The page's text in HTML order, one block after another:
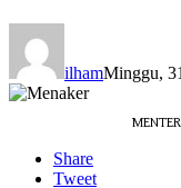
ilhamMinggu,
Share
Tweet